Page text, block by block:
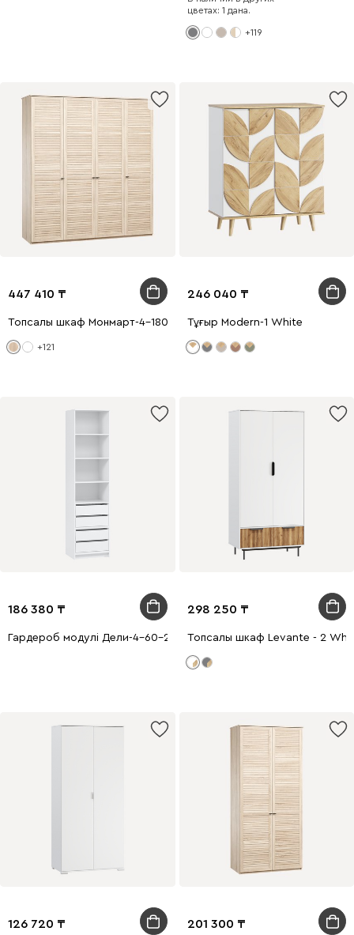
цветах: 1 дана.
+119
447 410
Топсалы шкаф Монмарт-4-180-220 Құм
+121
246 040
Тұғыр Modern-1 White
186 380
Гардероб модулі Дели-4-60-240 Ақ
298 250
Топсалы шкаф Levante - 2
126 720 201 300